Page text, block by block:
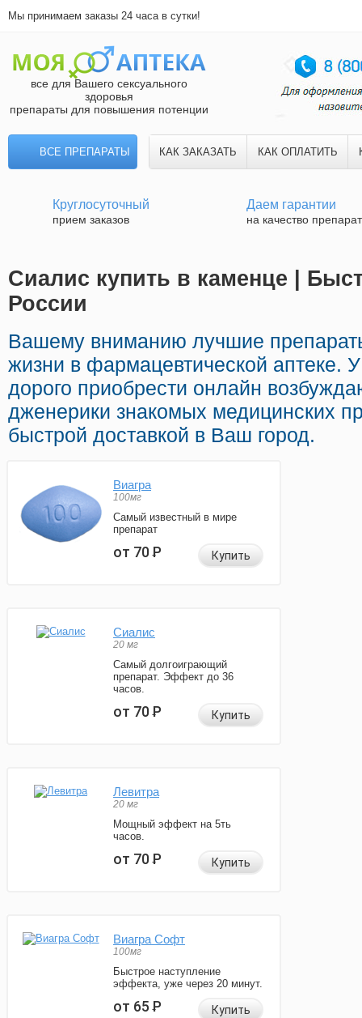
Мы принимаем заказы 24 часа в сутки!
все для Вашего сексуального
здоровья
препараты для повышения потенции
ВСЕ ПРЕПАРАТЫ КАК ЗАКАЗАТЬ КАК ОПЛАТИТЬ
Круглосуточный
прием заказов
Даем гарантии
на качество
Сиалис купить в каменце |
России
Вашему вниманию лучшие
жизни в фармацевтической аптеке.
дорого приобрести онлайн
дженерики знакомых медицинских
быстрой доставкой в Ваш город.
Виагра
100мг
Самый известный в мире
препарат
от 70Р Купить
Сиалис
20 мг
Самый долгоиграющий
препарат. Эффект до 36
часов.
от 70Р Купить
Левитра
20 мг
Мощный эффект на 5ть
часов.
от 70Р Купить
Виагра Софт
100мг
Быстрое наступление
эффекта, уже через 20 минут.
от 65Р Купить